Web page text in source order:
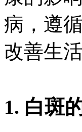
病，遵
改善生
1. 白斑